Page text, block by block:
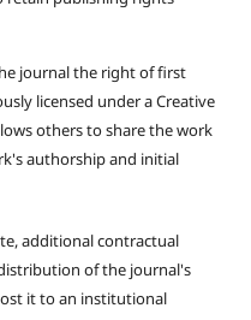
journal the right of first
licensed under a Creative
others to share the work
authorship and initial
additional contractual
of the journal's
it to an institutional